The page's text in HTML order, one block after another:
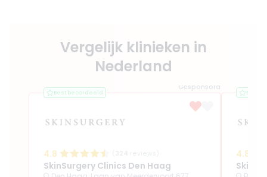
Vergelijk klinieken in
Nederland
Gesponsord
Best beoordeeld
4.8
SkinSurgery Clinics Den Haag
Best
4.8